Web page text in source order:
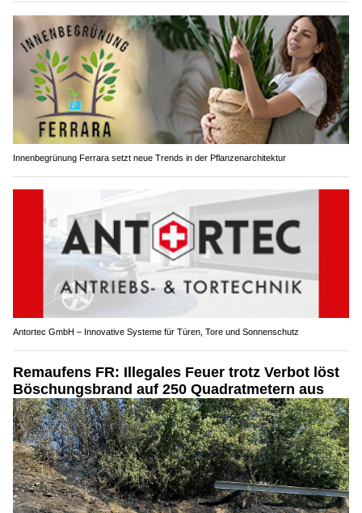
Innenbegrünung Ferrara setzt neue Trends in der Pflanzenarchitektur
Antortec GmbH – Innovative Systeme für Türen, Tore und Sonnenschutz
Remaufens FR: Illegales Feuer trotz Verbot löst
Böschungsbrand auf 250 Quadratmetern aus